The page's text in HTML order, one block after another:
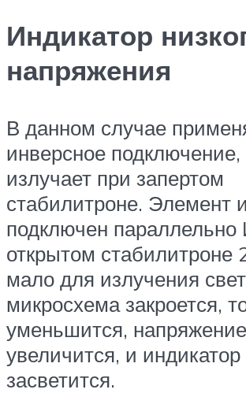
Индикатор
напряжения
В данном случае
инверсное подключение,
излучает при запертом
стабилитроне. Элемент
подключен
открытом стабилитроне
мало для излучения
микросхема закроется,
уменьшится,
увеличится, и индикатор
засветится.